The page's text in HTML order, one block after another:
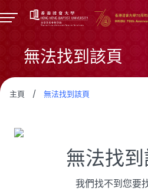
無法找到該頁
主頁 / 無法找到該頁
無法找
我們找不到您要